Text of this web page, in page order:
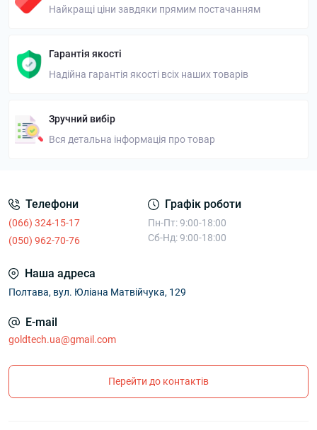
Найкращі ціни завдяки прямим постачанням
Гарантія якості
Надійна гарантія якості всіх наших товарів
Зручний вибір
Вся детальна інформація про товар
Телефони
(066) 324-15-17
(050) 962-70-76
Графік роботи
Пн-Пт: 9:00-18:00
Сб-Нд: 9:00-18:00
Наша адреса
Полтава, вул. Юліана Матвійчука, 129
E-mail
goldtech.ua@gmail.com
Перейти до контактів